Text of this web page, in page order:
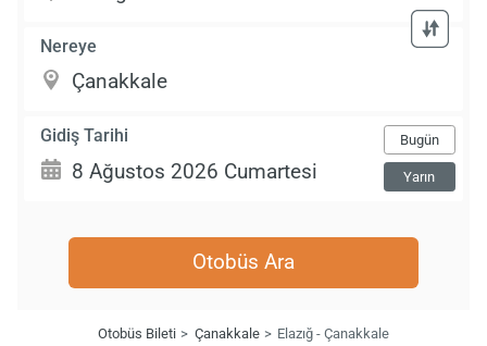
Nereye
Gidiş Tarihi Bugün
Yarın
Otobüs Ara
Otobüs Bileti Çanakkale Elazığ - Çanakkale